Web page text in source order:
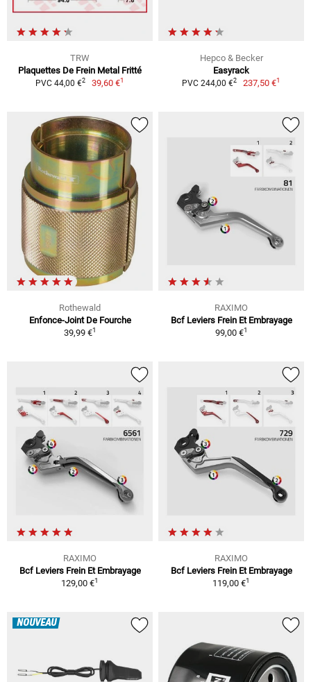
TRW
Plaquettes De Frein Metal Fritté
PVC 44,00 €2 39,60 €1
Hepco & Becker
Easyrack
PVC 244,00 €2 237,50 €1
Rothewald
Enfonce-Joint De Fourche
39,99 €1
RAXIMO
Bcf Leviers Frein Et Embrayage
99,00 €1
RAXIMO
Bcf Leviers Frein Et Embrayage
129,00 €1
RAXIMO
Bcf Leviers Frein Et Embrayage
119,00 €1
NOUVEAU